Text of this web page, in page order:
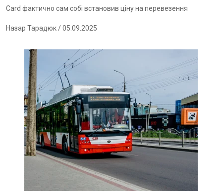
Card фактично сам собі встановив ціну на перевезення
Назар Тарадюк/ 05.09.2025